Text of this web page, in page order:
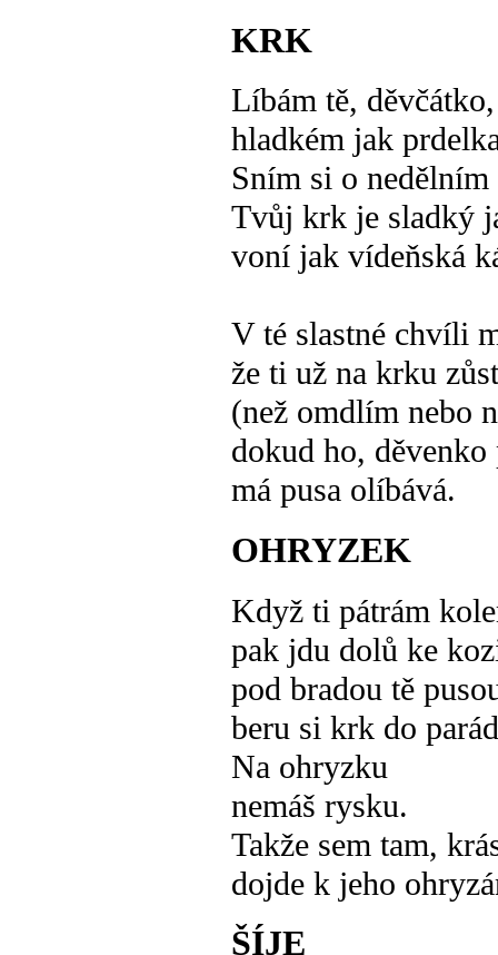
KRK
Líbám tě,
hladkém jak
Sním si o
Tvůj krk je sladký
voní jak vídeňská
V té slastné chvíli
že ti už na krku
(než omdlím nebo
dokud ho, děvenko
má pusa olíbává.
OHRYZEK
Když ti pátrám
pak jdu dolů ke
pod bradou tě
beru si krk do
Na ohryzku
nemáš rysku.
Takže sem tam,
dojde k jeho
ŠÍJE